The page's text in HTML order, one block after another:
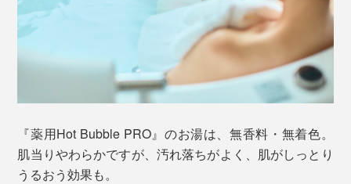
重炭酸イオンがたっぷり溶け込んだ、中性の“重炭酸
湯”は、まさに“究極の炭酸湯”。
心底驚いたそう。
この感動を、これから日本の予防医療の時代に役立てた
いと、定年後、「重炭酸イオン入浴剤」の開発を始めま
独・バートナウハイムや大分・長湯温泉の自然炭酸泉
は、地下数百mから1000m級の高圧下で噴出した炭酸ガ
スが、地下水に溶け込んで生まれている――。
その心地よさから、体のケアに厳しいプロサッカーチー
ムや、メジャーリーグで活躍する野球選手といった、多
くのアスリートたちも、同じく重炭酸イオン入浴を採用
『薬用Hot Bubble PRO』のお湯は、無香料・無着色。
肌当りやわらかですが、汚れ落ちがよく、肌がしっとり
うるおう効果も。